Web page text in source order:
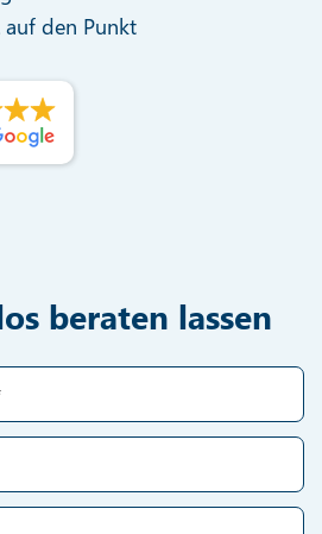
den Punkt
beraten lassen